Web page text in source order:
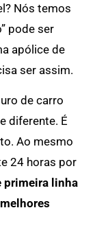
Nós temos
pode ser
apólice de
ser assim.
de carro
diferente. É
Ao mesmo
24 horas por
primeira linha